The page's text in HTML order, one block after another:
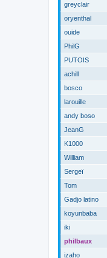
greyclair
oryenthal
ouide
PhilG
PUTOIS
achill
bosco
larouille
andy boso
JeanG
K1000
William
Sergeï
Tom
Gadjo latino
koyunbaba
iki
philbaux
izaho